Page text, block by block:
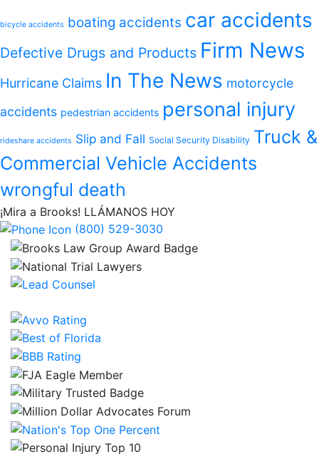
bicycle accidents boating accidents car accidents
Defective Drugs and Products Firm News
Hurricane Claims In The News motorcycle
accidents pedestrian accidents personal injury
rideshare accidents Slip and Fall Social Security Disability Truck &
Commercial Vehicle Accidents
wrongful death
¡Mira a Brooks! LLÁMANOS HOY
(800) 529-3030